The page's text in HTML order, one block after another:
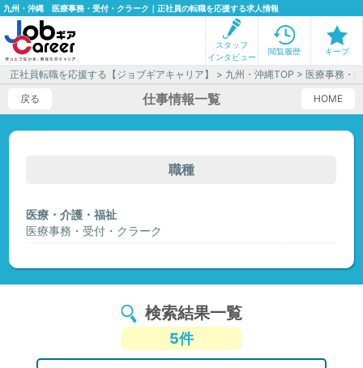
九州・沖縄 医療事務・受付・クラーク｜正社員の転職を応援する求人情報
スタッフ
インタビュー
閲覧履歴 キープ
正社員転職を応援する【ジョブギアキャリア】 > 九州・沖縄TOP > 医療事務・
戻る
HOME
仕事情報一覧
職種
医療・介護・福祉
医療事務・受付・クラーク
検索結果一覧
5件